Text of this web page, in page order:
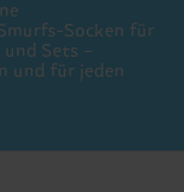
Socken für
Sets –
und für jeden